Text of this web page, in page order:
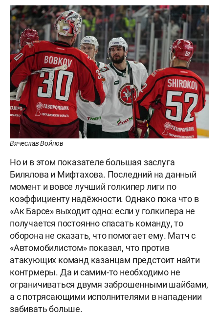
Вячеслав Войнов
Но и в этом показателе большая заслуга
Билялова и Мифтахова. Последний на данный
момент и вовсе лучший голкипер лиги по
коэффициенту надёжности. Однако пока что в
«Ак Барсе» выходит одно: если у голкипера не
получается постоянно спасать команду, то
оборона не сказать, что помогает ему. Матч с
«Автомобилистом» показал, что против
атакующих команд казанцам предстоит найти
контрмеры. Да и самим-то необходимо не
ограничиваться двумя заброшенными шайбами,
а с потрясающими исполнителями в нападении
забивать больше.